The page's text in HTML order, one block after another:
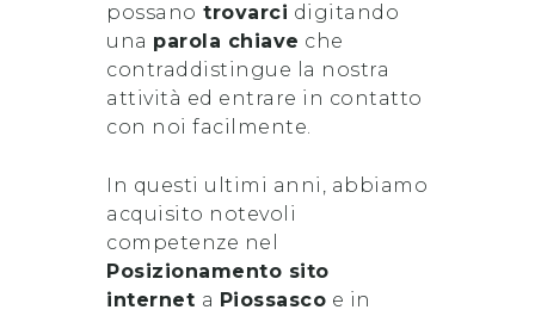
possano trovarci digitando
una parola chiave che
contraddistingue la nostra
attività ed entrare in contatto
con noi facilmente.
In questi ultimi anni, abbiamo
acquisito notevoli
competenze nel
Posizionamento sito
internet a Piossasco e in